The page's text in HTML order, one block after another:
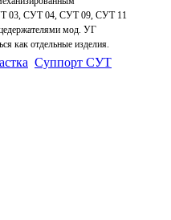
03, СУТ 04, СУТ 09, СУТ 11
мод. УГ
как отдельные изделия.
Суппорт СУТ